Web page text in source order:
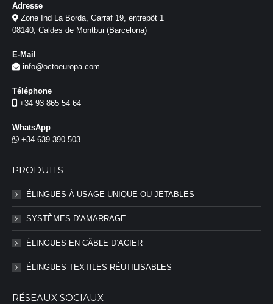
Adresse
Zone Ind La Borda, Garraf 19, entrepôt 1
08140, Caldes de Montbui (Barcelona)
E-Mail
info@octoeuropa.com
Téléphone
+34 93 865 54 64
WhatsApp
+34 639 390 503
PRODUITS
ÉLINGUES À USAGE UNIQUE OU JETABLES
SYSTÈMES D’AMARRAGE
ÉLINGUES EN CÂBLE D’ACIER
ÉLINGUES TEXTILES RÉUTILISABLES
RÉSEAUX SOCIAUX